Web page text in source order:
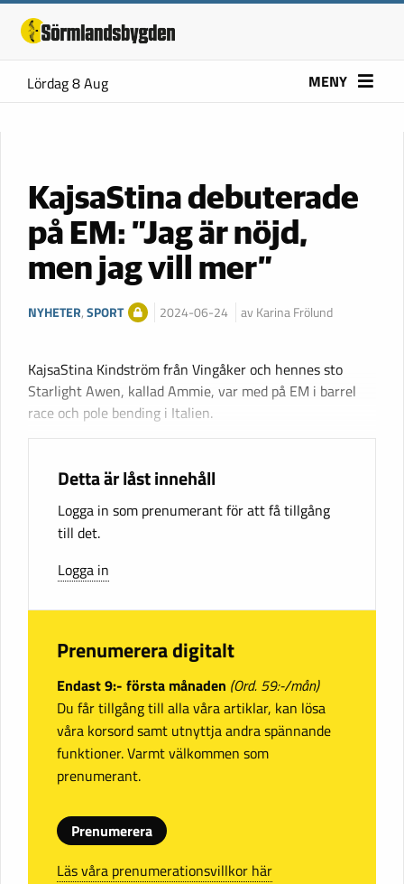
Lördag 8 Aug MENY
KajsaStina debuterade
på EM: ”Jag är nöjd,
men jag vill mer”
NYHETER,SPORT 2024-06-24 av Karina Frölund
KajsaStina Kindström från Vingåker och hennes sto
Starlight Awen, kallad Ammie, var med på EM i barrel
race och pole bending i Italien.
Detta är låst innehåll
Logga in som prenumerant för att få tillgång
till det.
Logga in
Prenumerera digitalt
Endast 9:- första månaden (Ord. 59:-/mån)
Du får tillgång till alla våra artiklar, kan lösa
våra korsord samt utnyttja andra spännande
funktioner. Varmt välkommen som
prenumerant.
Prenumerera
Läs våra prenumerationsvillkor här